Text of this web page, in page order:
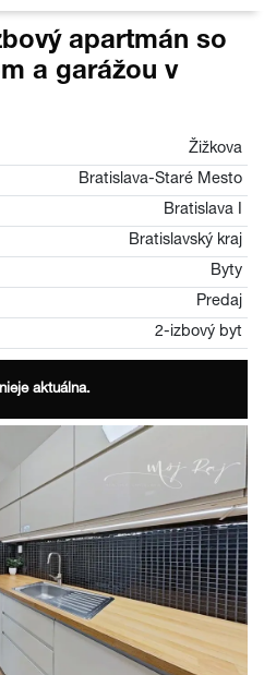
apartmán so
a garážou v
Žižkova
Bratislava-Staré Mesto
Bratislava I
Bratislavský kraj
Byty
Predaj
2-izbový byt
aktuálna.